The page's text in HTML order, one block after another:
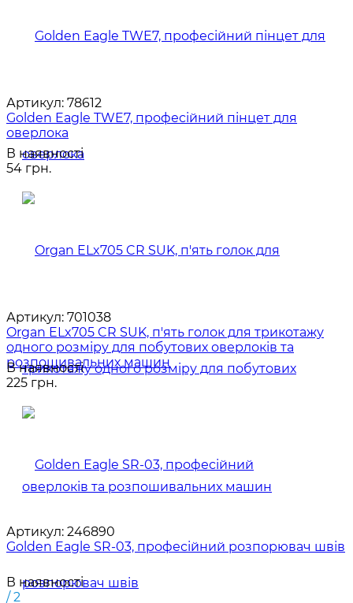
Артикул: 78612
Golden Eagle TWE7, професійний пінцет для
оверлока
В наявності
54 грн.
Артикул: 701038
Organ ELx705 CR SUK, п'ять голок для трикотажу
одного розміру для побутових оверлоків та
розпошивальних машин
В наявності
225 грн.
Артикул: 246890
Golden Eagle SR-03, професійний розпорювач швів
В наявності
/ 2